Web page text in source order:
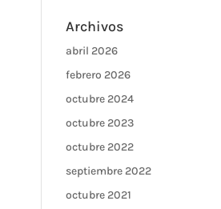
Archivos
abril 2026
febrero 2026
octubre 2024
octubre 2023
octubre 2022
septiembre 2022
octubre 2021